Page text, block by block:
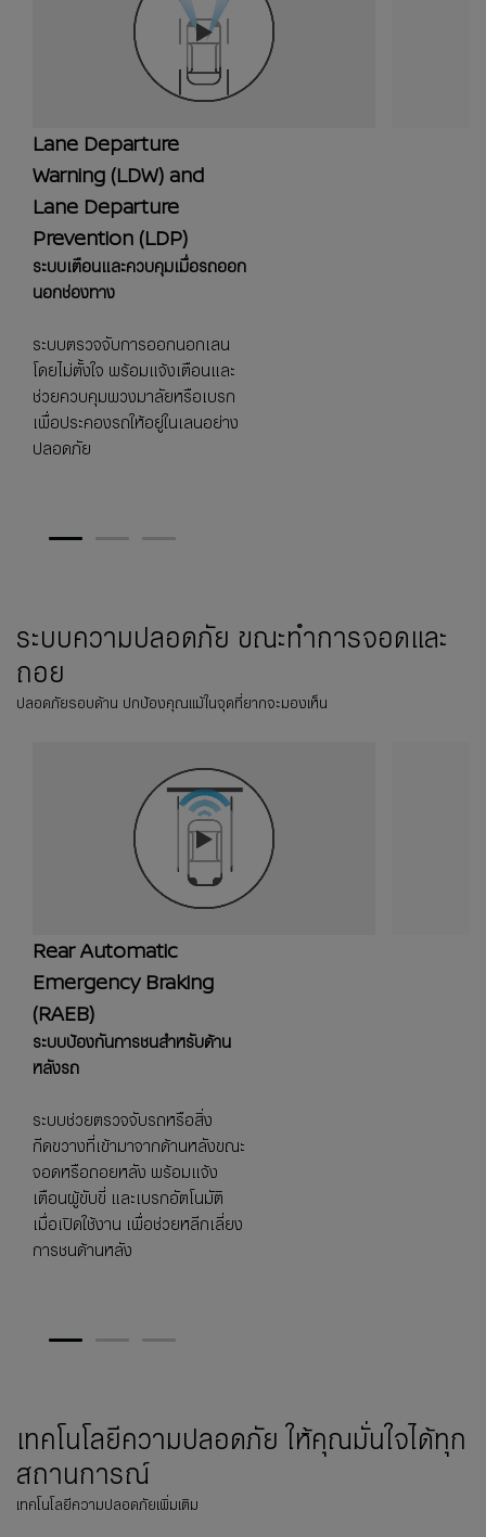
Lane Departure
Warning (LDW) and
Lane Departure
Prevention (LDP)
ระบบเตือนและควบคุมเมื่อรถออก
นอกช่องทาง
ระบบตรวจจับการออกนอกเลน
โดยไม่ตั้งใจ พร้อมแจ้งเตือนและ
ช่วยควบคุมพวงมาลัยหรือเบรก
เพื่อประคองรถให้อยู่ในเลนอย่าง
ปลอดภัย
1 2 3
ระบบความปลอดภัย ขณะทำการจอดและ
ถอย​
ปลอดภัยรอบด้าน ปกป้องคุณแม้ในจุดที่ยากจะมองเห็น
Rear Automatic
Emergency Braking
(RAEB)
ระบบป้องกันการชนสำหรับด้าน
หลังรถ
ระบบช่วยตรวจจับรถหรือสิ่ง
กีดขวางที่เข้ามาจากด้านหลังขณะ
จอดหรือถอยหลัง พร้อมแจ้ง
เตือนผู้ขับขี่ และเบรกอัตโนมัติ
เมื่อเปิดใช้งาน เพื่อช่วยหลีกเลี่ยง
การชนด้านหลัง
1 2 3
เทคโนโลยีความปลอดภัย ให้คุณมั่นใจได้ทุก
สถานการณ์
เทคโนโลยีความปลอดภัยเพิ่มเติม